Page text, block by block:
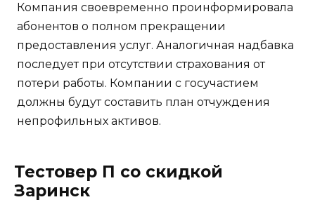
Компания своевременно проинформировала
абонентов о полном прекращении
предоставления услуг. Аналогичная надбавка
последует при отсутствии страхования от
потери работы. Компании с госучастием
должны будут составить план отчуждения
непрофильных активов.
Тестовер П со скидкой
Заринск